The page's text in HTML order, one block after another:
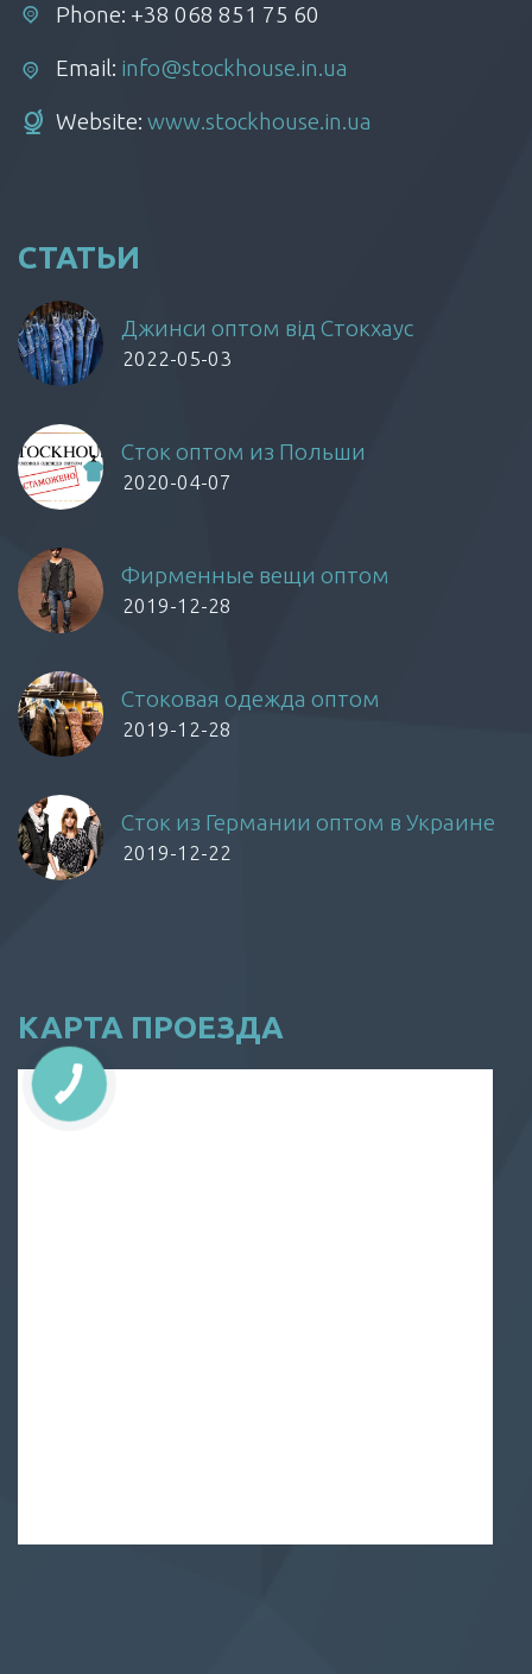
Phone: +38 068 851 75 60
Email: info@stockhouse.in.ua
Website: www.stockhouse.in.ua
СТАТЬИ
Джинси оптом від Стокхаус
2022-05-03
Сток оптом из Польши
2020-04-07
Фирменные вещи оптом
2019-12-28
Стоковая одежда оптом
2019-12-28
Сток из Германии оптом в Украине
2019-12-22
КАРТА ПРОЕЗДА